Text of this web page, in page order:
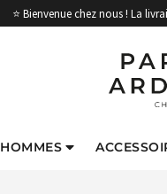
⭐ Bienvenue chez nous ! La
HOMMES